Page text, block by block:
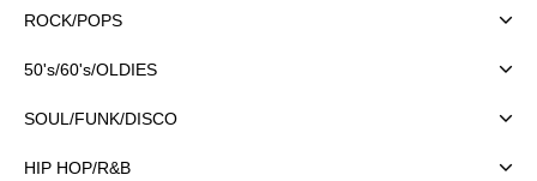
ROCK/POPS
50's/60's/OLDIES
SOUL/FUNK/DISCO
HIP HOP/R&B